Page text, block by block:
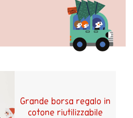
Grande borsa regalo in
cotone riutilizzabile